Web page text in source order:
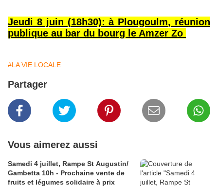
Jeudi 8 juin (18h30): à Plougoulm, réunion
publique au bar du bourg le Amzer Zo
#LA VIE LOCALE
Partager
Vous aimerez aussi
Samedi 4 juillet, Rampe St Augustin/
Gambetta 10h - Prochaine vente de
fruits et légumes solidaire à prix